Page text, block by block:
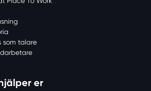
som talare
er